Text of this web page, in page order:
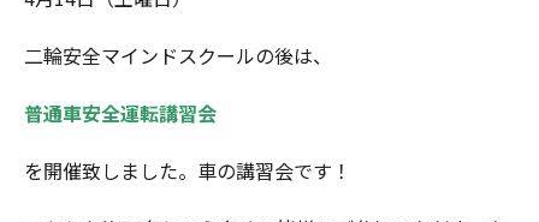
二輪安全マインドスクールの後は、
普通車安全運転講習会
を開催致しました。車の講習会です！